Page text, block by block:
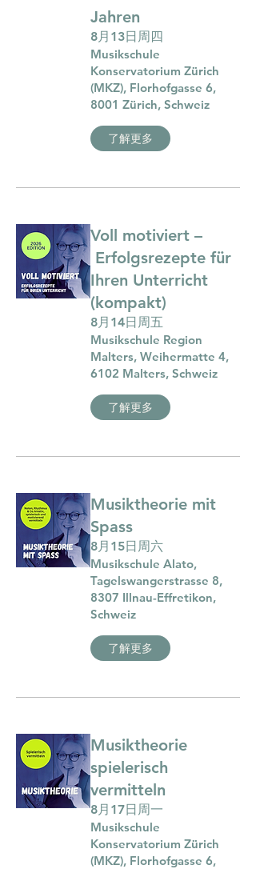
Jahren
8月13日周四
Musikschule
Konservatorium Zürich
(MKZ), Florhofgasse 6,
8001 Zürich, Schweiz
了解更多
Voll motiviert –
Erfolgsrezepte für
Ihren Unterricht
(kompakt)
8月14日周五
Musikschule Region
Malters, Weihermatte 4,
6102 Malters, Schweiz
了解更多
Musiktheorie mit
Spass
8月15日周六
Musikschule Alato,
Tagelswangerstrasse 8,
8307 Illnau-Effretikon,
Schweiz
了解更多
Musiktheorie
spielerisch
vermitteln
8月17日周一
Musikschule
Konservatorium Zürich
(MKZ), Florhofgasse 6,